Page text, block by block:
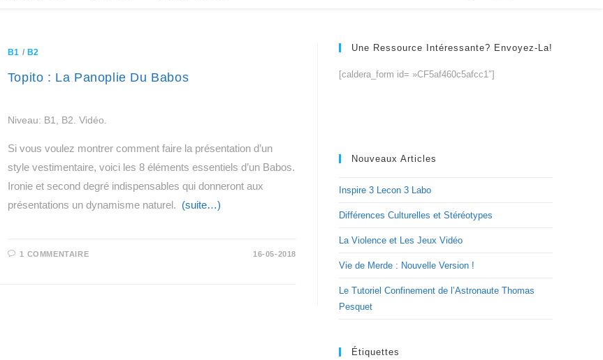
B1 / B2
Topito : La Panoplie Du Babos
Niveau: B1, B2. Vidéo.
Si vous voulez montrer comment faire la présentation d’un
style vestimentaire, voici les 8 éléments essentiels d’un Babos.
Ironie et second degré indispensables qui donneront aux
présentations un dynamisme naturel. (suite…)
1 COMMENTAIRE 16-05-2018
Une Ressource Intéressante? Envoyez-La!
[caldera_form id= »CF5af460c5afcc1″]
Nouveaux Articles
Inspire 3 Lecon 3 Labo
Différences Culturelles et Stéréotypes
La Violence et Les Jeux Vidéo
Vie de Merde : Nouvelle Version !
Le Tutoriel Confinement de l’Astronaute Thomas
Pesquet
Étiquettes